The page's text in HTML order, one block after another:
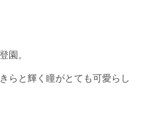
園。
らと輝く瞳がとても可愛らし